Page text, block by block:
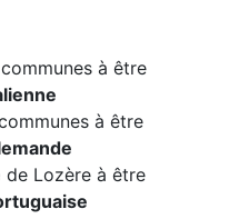
communes à être
à être
de Lozère à être